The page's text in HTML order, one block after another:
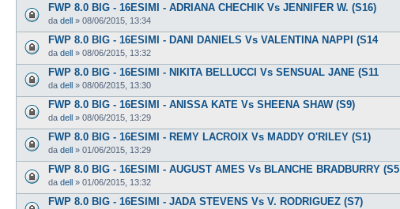
FWP 8.0 BIG - 16ESIMI - ADRIANA CHECHIK Vs JENNIFER W. (S16)
da dell » 08/06/2015, 13:34
FWP 8.0 BIG - 16ESIMI - DANI DANIELS Vs VALENTINA NAPPI (S14
da dell » 08/06/2015, 13:32
FWP 8.0 BIG - 16ESIMI - NIKITA BELLUCCI Vs SENSUAL JANE (S11
da dell » 08/06/2015, 13:30
FWP 8.0 BIG - 16ESIMI - ANISSA KATE Vs SHEENA SHAW (S9)
da dell » 08/06/2015, 13:29
FWP 8.0 BIG - 16ESIMI - REMY LACROIX Vs MADDY O'RILEY (S1)
da dell » 01/06/2015, 13:29
FWP 8.0 BIG - 16ESIMI - AUGUST AMES Vs BLANCHE BRADBURRY (S5
da dell » 01/06/2015, 13:32
FWP 8.0 BIG - 16ESIMI - JADA STEVENS Vs V. RODRIGUEZ (S7)